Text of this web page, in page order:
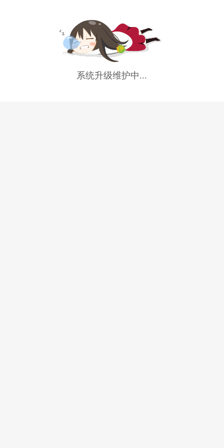
系统升级维护中...